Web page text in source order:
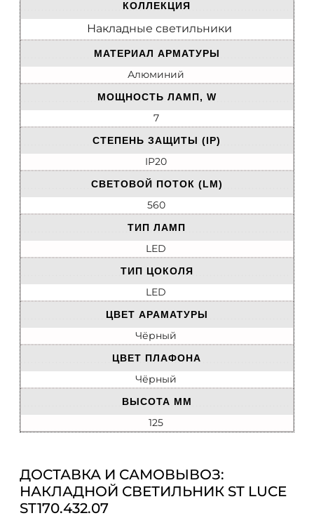
КОЛЛЕКЦИЯ
Накладные светильники
МАТЕРИАЛ АРМАТУРЫ
Алюминий
МОЩНОСТЬ ЛАМП, W
7
СТЕПЕНЬ ЗАЩИТЫ (IP)
IP20
СВЕТОВОЙ ПОТОК (LM)
560
ТИП ЛАМП
LED
ТИП ЦОКОЛЯ
LED
ЦВЕТ АРАМАТУРЫ
Чёрный
ЦВЕТ ПЛАФОНА
Чёрный
ВЫСОТА ММ
125
ДОСТАВКА И САМОВЫВОЗ:
НАКЛАДНОЙ СВЕТИЛЬНИК ST LUCE
ST170.432.07